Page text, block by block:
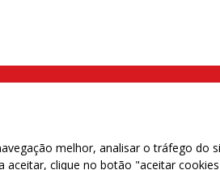
SP | Telefone (11) 2108 9200 - Fax (11) 2108
melhor, analisar o tráfego do
aceitar, clique no botão "aceitar